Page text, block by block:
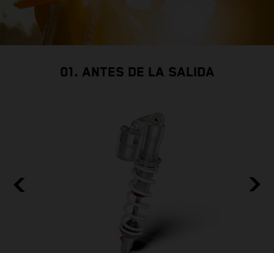
01. ANTES DE LA SALIDA